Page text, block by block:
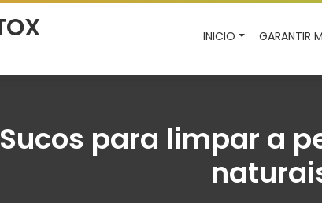
INICIO GARANTIR
Sucos para limpar a